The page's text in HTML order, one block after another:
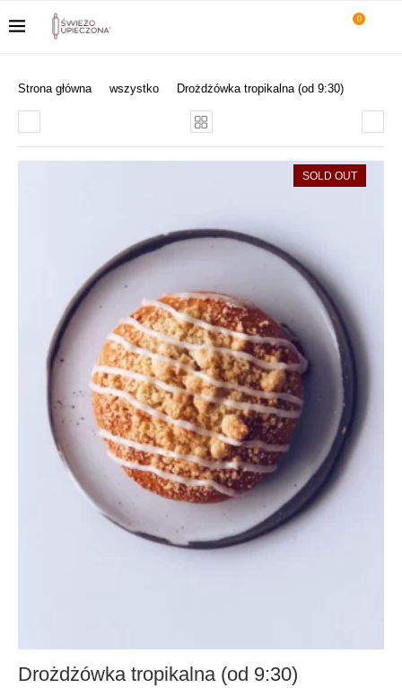
0
Strona główna wszystko Drożdżówka tropikalna (od 9:30)
SOLD OUT
Drożdżówka tropikalna (od 9:30)